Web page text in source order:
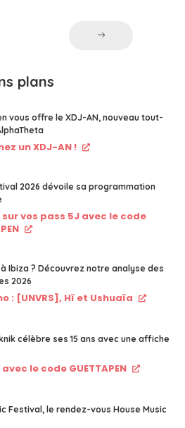
plans
vous offre le XDJ-AN, nouveau tout-
un XDJ-AN !
2026 dévoile sa programmation
sur vos pass 5J avec le code
Ibiza ? Découvrez notre analyse des
2026
: [UNVRS], Hï et Ushuaïa
célèbre ses 15 ans avec une affiche
avec le code GUETTAPEN
Festival, le rendez-vous House Music